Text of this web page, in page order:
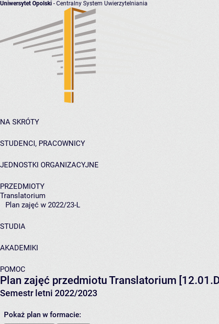
Uniwersytet Opolski - Centralny System Uwierzytelniania
NA SKRÓTY
STUDENCI, PRACOWNICY
JEDNOSTKI ORGANIZACYJNE
PRZEDMIOTY
Translatorium
Plan zajęć w 2022/23-L
STUDIA
AKADEMIKI
POMOC
Plan zajęć przedmiotu Translatorium
Semestr letni 2022/2023
Pokaż plan w formacie: